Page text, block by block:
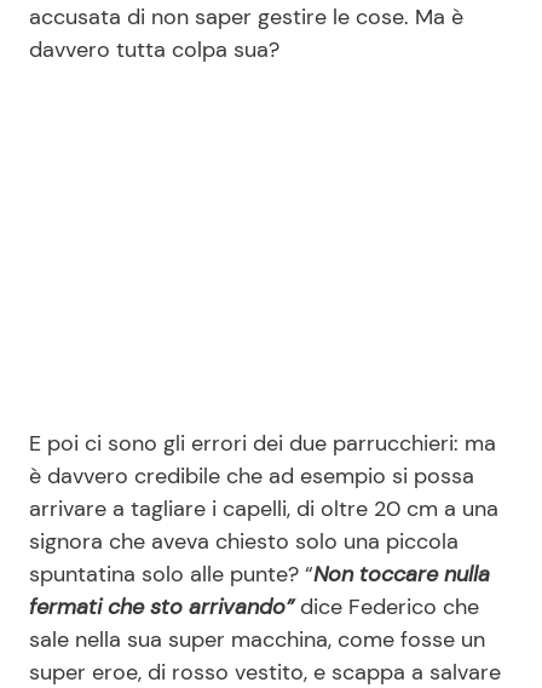
accusata di non saper gestire le cose. Ma è
davvero tutta colpa sua?
E poi ci sono gli errori dei due parrucchieri: ma
è davvero credibile che ad esempio si possa
arrivare a tagliare i capelli, di oltre 20 cm a una
signora che aveva chiesto solo una piccola
spuntatina solo alle punte? “Non toccare nulla
fermati che sto arrivando”dice Federico che
sale nella sua super macchina, come fosse un
super eroe, di rosso vestito, e scappa a salvare